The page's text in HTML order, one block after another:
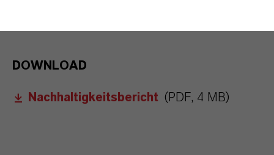
DOWNLOAD
Nachhaltigkeitsbericht (PDF, 4 MB)